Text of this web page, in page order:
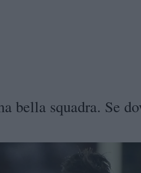
bella squadra. Se